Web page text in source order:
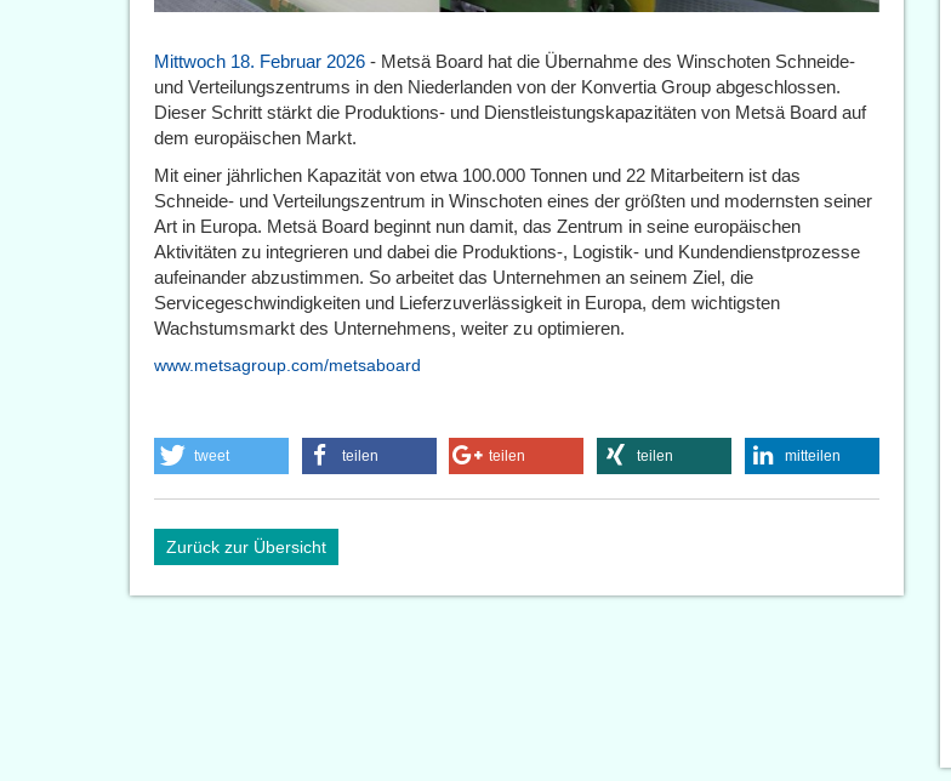
Mittwoch 18. Februar 2026 - Metsä Board hat die Übernahme des Winschoten Schneide-
und Verteilungszentrums in den Niederlanden von der Konvertia Group abgeschlossen.
Dieser Schritt stärkt die Produktions- und Dienstleistungskapazitäten von Metsä Board auf
dem europäischen Markt.
Mit einer jährlichen Kapazität von etwa 100.000 Tonnen und 22 Mitarbeitern ist das
Schneide- und Verteilungszentrum in Winschoten eines der größten und modernsten seiner
Art in Europa. Metsä Board beginnt nun damit, das Zentrum in seine europäischen
Aktivitäten zu integrieren und dabei die Produktions-, Logistik- und Kundendienstprozesse
aufeinander abzustimmen. So arbeitet das Unternehmen an seinem Ziel, die
Servicegeschwindigkeiten und Lieferzuverlässigkeit in Europa, dem wichtigsten
Wachstumsmarkt des Unternehmens, weiter zu optimieren.
www.metsagroup.com/metsaboard
tweet teilen teilen teilen mitteilen
Zurück zur Übersicht